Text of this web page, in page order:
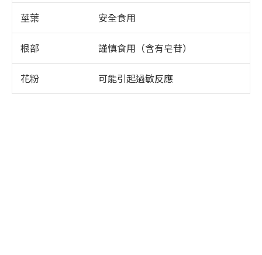
莖葉 安全食用
根部 謹慎食用（含有皂苷）
花粉 可能引起過敏反應